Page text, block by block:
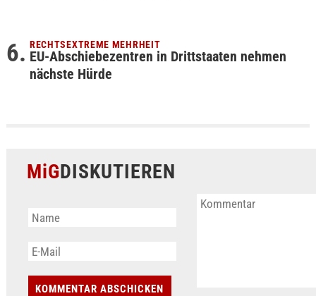
RECHTSEXTREME MEHRHEIT
EU-Abschiebezentren in Drittstaaten nehmen
nächste Hürde
MiGDISKUTIEREN